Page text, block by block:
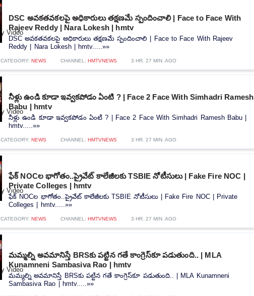
DSC అవకతవకలపై అధికారులు తక్షణమే స్పందించాలి | Face to Face With
Rajeev Reddy | Nara Lokesh | hmtv
DSC అవకతవకలపై అధికారులు తక్షణమే స్పందించాలి | Face to Face With Rajeev
Reddy | Nara Lokesh | hmtv.....»»
CATEGORY: NEWS CHANNEL: HMTVNEWS 3 HR. 27 MIN. AGO
నీళ్లు ఉండి కూడా ఇవ్వకపోడం ఏంటి ? | Face 2 Face With Simhadri Ramesh
Babu | hmtv
నీళ్లు ఉండి కూడా ఇవ్వకపోడం ఏంటి ? | Face 2 Face With Simhadri Ramesh Babu |
hmtv.....»»
CATEGORY: NEWS CHANNEL: HMTVNEWS 3 HR. 27 MIN. AGO
ఫేక్ NOCల భాగోతం..ప్రైవేట్ కాలేజీలకు TSBIE నోటీసులు | Fake Fire NOC |
Private Colleges | hmtv
ఫేక్ NOCల భాగోతం..ప్రైవేట్ కాలేజీలకు TSBIE నోటీసులు | Fake Fire NOC | Private
Colleges | hmtv.....»»
CATEGORY: NEWS CHANNEL: HMTVNEWS 3 HR. 27 MIN. AGO
మమ్మల్ని అవమానిస్తే BRSకు పట్టిన గతే కాంగ్రెస్‌కూ పడుతుంది.. | MLA
Kunamneni Sambasiva Rao | hmtv
మమ్మల్ని అవమానిస్తే BRSకు పట్టిన గతే కాంగ్రెస్‌కూ పడుతుంది.. | MLA Kunamneni
Sambasiva Rao | hmtv.....»»